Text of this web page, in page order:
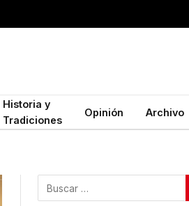
Historia y
Tradiciones
Opinión Archivo